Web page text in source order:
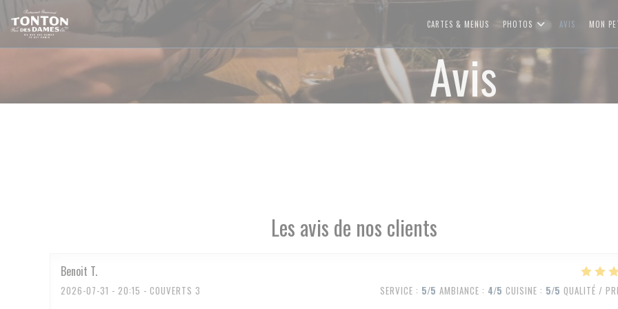
Personnalisation de vos choix en matière de cookies
CARTES & MENUS PHOTOS AVIS MON
Avis
Les avis de nos clients
Benoit T
2026-07-31 - 20:15 - COUVERTS 3 SERVICE : 5/5 AMBIANCE : 4/5 CUISINE : 5/5 QUALITÉ /